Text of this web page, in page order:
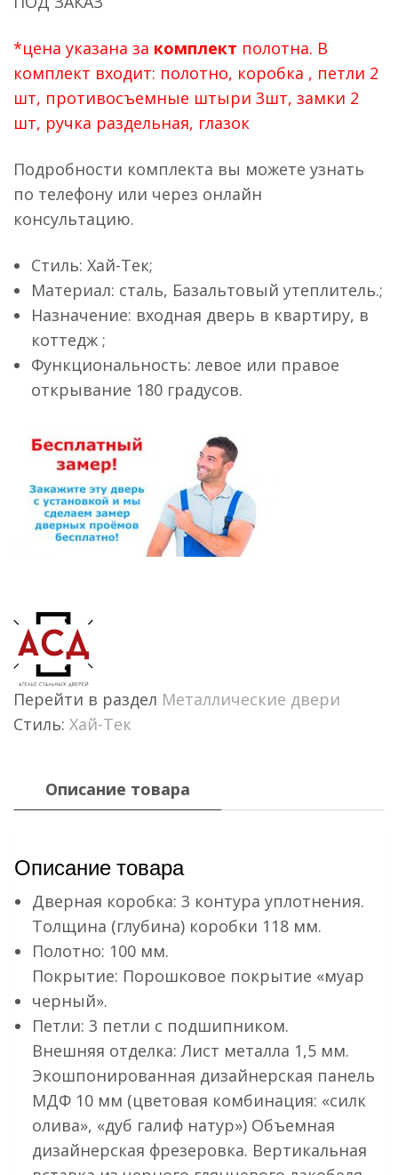
*цена указана за комплект полотна. В
комплект входит: полотно, коробка , петли 2
шт, противосъемные штыри 3шт, замки 2
шт, ручка раздельная, глазок
Подробности комплекта вы можете узнать
по телефону или через онлайн
консультацию.
Стиль: Хай-Тек;
Материал: сталь, Базальтовый утеплитель.;
Назначение: входная дверь в квартиру, в
коттедж ;
Функциональность: левое или правое
открывание 180 градусов.
Перейти в раздел Металлические двери
Стиль: Хай-Тек
Описание товара
Описание товара
Дверная коробка: 3 контура уплотнения.
Толщина (глубина) коробки 118 мм.
Полотно: 100 мм.
Покрытие: Порошковое покрытие «муар
черный».
Петли: 3 петли с подшипником.
Внешняя отделка: Лист металла 1,5 мм.
Экошпонированная дизайнерская панель
МДФ 10 мм (цветовая комбинация: «силк
олива», «дуб галиф натур») Объемная
дизайнерская фрезеровка. Вертикальная